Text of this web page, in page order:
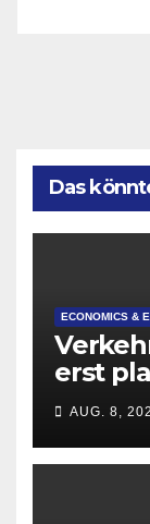
Das
ECONOMICS &
erst
AUG. 8,